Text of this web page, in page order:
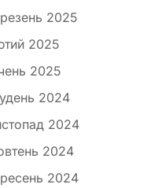
2025
2025
2025
2024
2024
2024
2024